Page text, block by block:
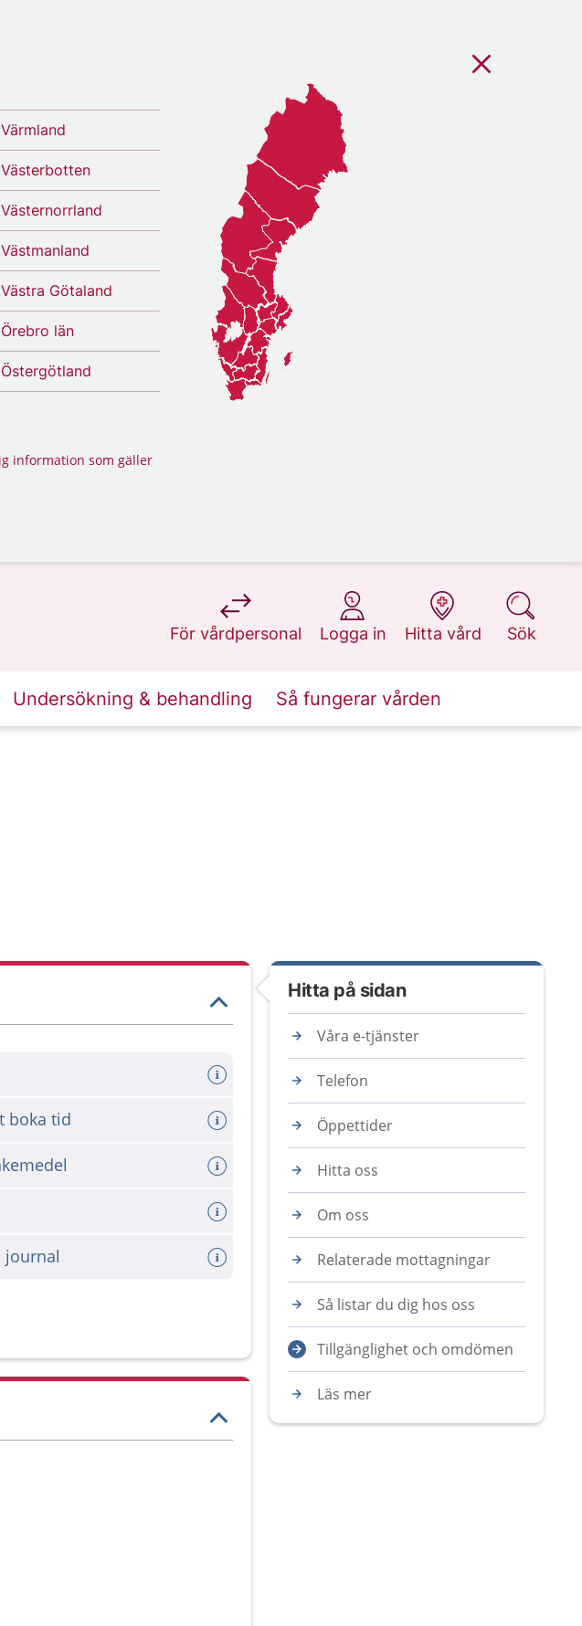
Värmland
Västerbotten
Västernorrland
Västmanland
Västra Götaland
Örebro län
Östergötland
information som gäller
För vårdpersonal
på 1177.se
Logga in
på 1177.se
Hitta vård
på 1177.se
Sök
på 1177.se
Undersökning & behandling Så fungerar vården
boka tid
journal
Hitta på sidan
Våra e-tjänster
Telefon
Öppettider
Hitta oss
Om oss
Relaterade mottagningar
Så listar du dig hos oss
Tillgänglighet och omdömen
Läs mer